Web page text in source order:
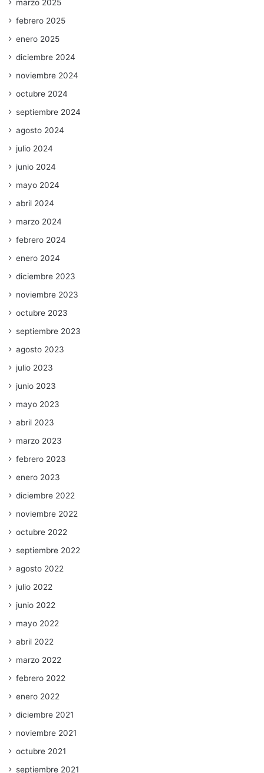
marzo 2025
febrero 2025
enero 2025
diciembre 2024
noviembre 2024
octubre 2024
septiembre 2024
agosto 2024
julio 2024
junio 2024
mayo 2024
abril 2024
marzo 2024
febrero 2024
enero 2024
diciembre 2023
noviembre 2023
octubre 2023
septiembre 2023
agosto 2023
julio 2023
junio 2023
mayo 2023
abril 2023
marzo 2023
febrero 2023
enero 2023
diciembre 2022
noviembre 2022
octubre 2022
septiembre 2022
agosto 2022
julio 2022
junio 2022
mayo 2022
abril 2022
marzo 2022
febrero 2022
enero 2022
diciembre 2021
noviembre 2021
octubre 2021
septiembre 2021